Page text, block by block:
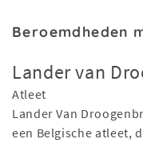
Beroemdheden
Lander van
Atleet
Lander Van
een Belgische atleet,